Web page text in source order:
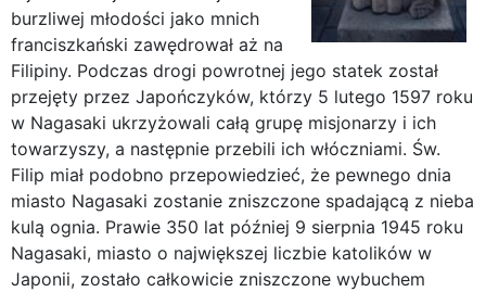
burzliwej młodości jako mnich
franciszkański zawędrował aż na
Filipiny. Podczas drogi powrotnej jego statek został
przejęty przez Japończyków, którzy 5 lutego 1597 roku
w Nagasaki ukrzyżowali całą grupę misjonarzy i ich
towarzyszy, a następnie przebili ich włóczniami. Św.
Filip miał podobno przepowiedzieć, że pewnego dnia
miasto Nagasaki zostanie zniszczone spadającą z nieba
kulą ognia. Prawie 350 lat później 9 sierpnia 1945 roku
Nagasaki, miasto o największej liczbie katolików w
Japonii, zostało całkowicie zniszczone wybuchem